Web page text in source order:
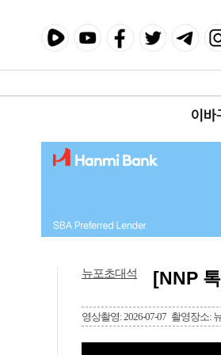
이바
뉴포초대석 [NNP
영상촬영: 2026-07-07 촬영장소: